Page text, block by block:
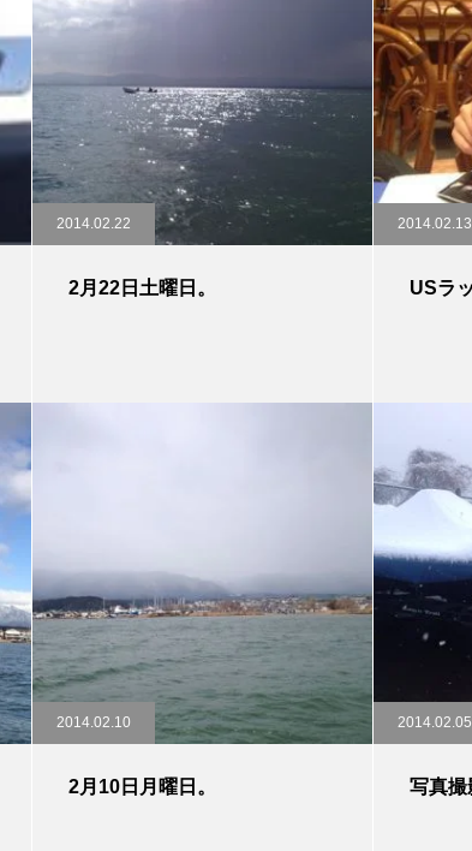
2014.02.22
2月22日土曜日。
2014.02.13
USラ
2014.02.10
2月10日月曜日。
2014.02.05
写真撮